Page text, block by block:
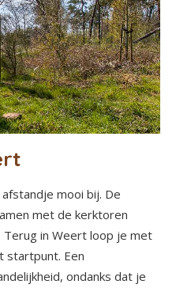
mooi bij. De
met de kerktoren
in Weert loop je met
startpunt. Een
ondanks dat je